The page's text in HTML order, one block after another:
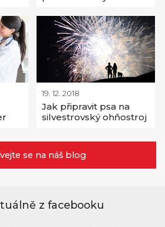
z facebooku
19. 12. 2018
Jak připravit psa na
silvestrovský ohňostroj
se na náš blog